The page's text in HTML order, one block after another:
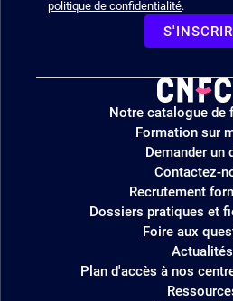
politique de confidentialité.
Logo
site
Notre catalogue de
Formation sur
Demander un
Contactez-
Recrutement
Dossiers pratiques et
Foire aux
Actualités
Plan d'accès à nos